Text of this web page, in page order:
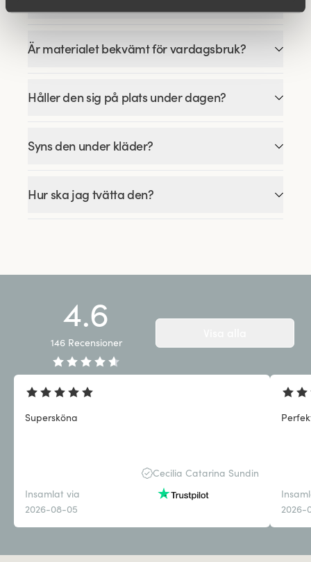
Är materialet bekvämt för vardagsbruk?
Håller den sig på plats under dagen?
Syns den under kläder?
Hur ska jag tvätta den?
4.6
146 Recensioner
Supersköna
Cecilia Catarina Sundin
Insamlat via
2026-08-05
2026-